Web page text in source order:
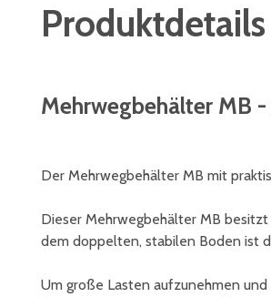
Produktdetails
Mehrwegbehälter MB
Der Mehrwegbehälter MB mit
Dieser Mehrwegbehälter MB
dem doppelten, stabilen Boden ist
Um große Lasten aufzunehmen